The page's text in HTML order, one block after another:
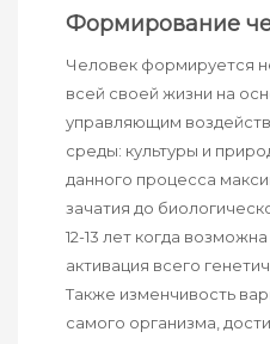
Формирование
Человек формируется
всей своей жизни на
управляющим
среды: культуры и
данного процесса
зачатия до
12-13 лет когда
активация всего
Также изменчивость
самого организма,